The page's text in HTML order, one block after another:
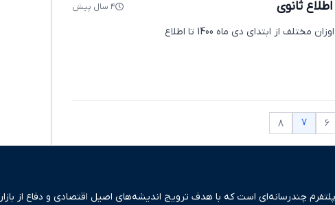
۴ سال پیش ثانوی
صادرات رب گوجه فرنگی در بسته بندی و اوزان مختلف از ابتدای دی ماه 1400 تا اطلاع
۶ ۷ ۸
چندرسانه‌ای است که با هدف ترویج اندیشه‌های اصیل اقتصادی و دفاع از بازار